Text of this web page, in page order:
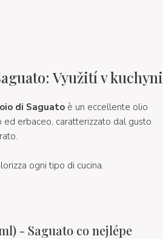
Využití v kuchyni
di Saguatoè un eccellente olio
erbaceo, caratterizzato dal gusto
ogni tipo di cucina.
- Saguato co nejlépe